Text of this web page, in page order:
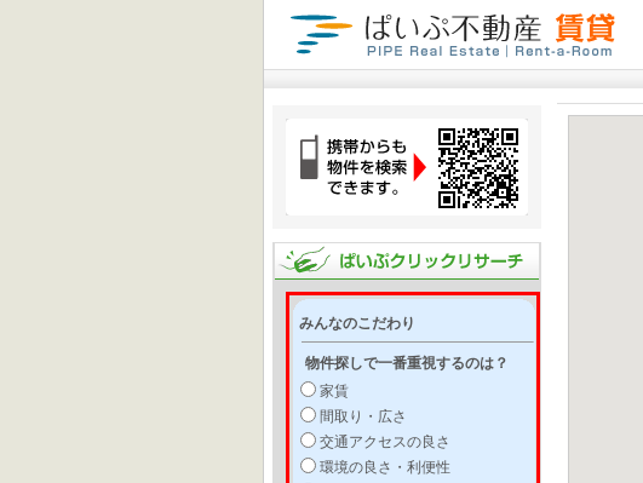
みんなのこだわり
物件探しで一番重視するのは？
家賃
間取り・広さ
交通アクセスの良さ
環境の良さ・利便性